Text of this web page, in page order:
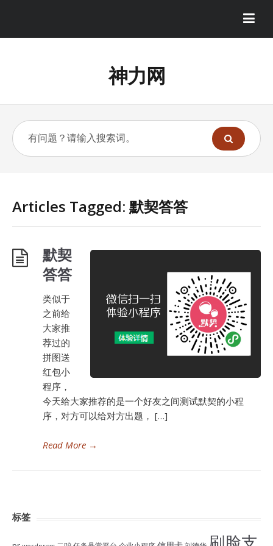
神力网
Articles Tagged: 默契答答
默契
答答
类似于
之前给
大家推
荐过的
拼图送
红包小
程序，
今天给大家推荐的是一个好友之间测试默契的小程
序，对方可以给对方出题， […]
Read More →
标签